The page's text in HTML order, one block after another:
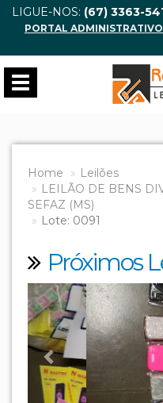
LIGUE-NOS: (67) 3363-
PORTAL ADMINISTRATIVO
Toggle
navigation
Home
Leilões
LEILÃO DE BENS
SEFAZ (MS)
Lote: 0091
Próximos
Previous